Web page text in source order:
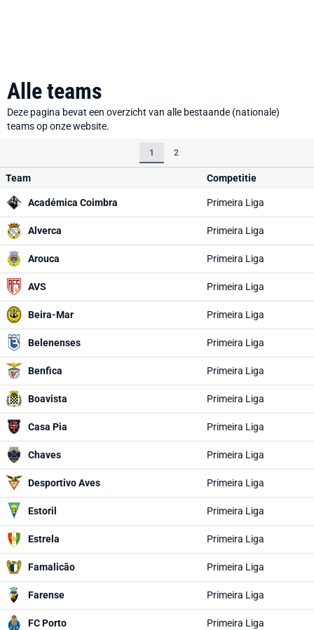
Alle teams
Deze pagina bevat een overzicht van alle bestaande (nationale)
teams op onze website.
1 2
Team Competitie
Académica Coimbra Primeira Liga
Alverca Primeira Liga
Arouca Primeira Liga
AVS Primeira Liga
Beira-Mar Primeira Liga
Belenenses Primeira Liga
Benfica Primeira Liga
Boavista Primeira Liga
Casa Pia Primeira Liga
Chaves Primeira Liga
Desportivo Aves Primeira Liga
Estoril Primeira Liga
Estrela Primeira Liga
Famalicão Primeira Liga
Farense Primeira Liga
FC Porto Primeira Liga